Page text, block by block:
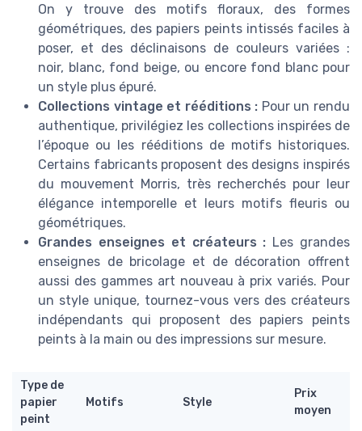
On y trouve des motifs floraux, des formes
géométriques, des papiers peints intissés faciles à
poser, et des déclinaisons de couleurs variées :
noir, blanc, fond beige, ou encore fond blanc pour
un style plus épuré.
Collections vintage et rééditions : Pour un rendu
authentique, privilégiez les collections inspirées de
l’époque ou les rééditions de motifs historiques.
Certains fabricants proposent des designs inspirés
du mouvement Morris, très recherchés pour leur
élégance intemporelle et leurs motifs fleuris ou
géométriques.
Grandes enseignes et créateurs : Les grandes
enseignes de bricolage et de décoration offrent
aussi des gammes art nouveau à prix variés. Pour
un style unique, tournez-vous vers des créateurs
indépendants qui proposent des papiers peints
peints à la main ou des impressions sur mesure.
Type de
papier
peint
Motifs Style
Prix
moyen